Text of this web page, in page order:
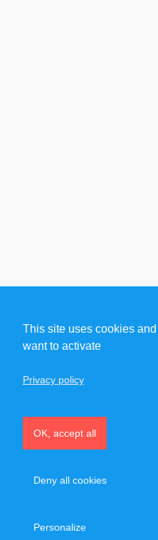
This site uses cookies
want to activate
OK, accept all
Deny all cookies
Personalize
Privacy policy